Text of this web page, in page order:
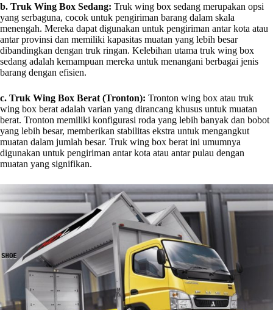
b. Truk Wing Box Sedang: Truk wing box sedang merupakan opsi
yang serbaguna, cocok untuk pengiriman barang dalam skala
menengah. Mereka dapat digunakan untuk pengiriman antar kota atau
antar provinsi dan memiliki kapasitas muatan yang lebih besar
dibandingkan dengan truk ringan. Kelebihan utama truk wing box
sedang adalah kemampuan mereka untuk menangani berbagai jenis
barang dengan efisien.
c. Truk Wing Box Berat (Tronton): Tronton wing box atau truk
wing box berat adalah varian yang dirancang khusus untuk muatan
berat. Tronton memiliki konfigurasi roda yang lebih banyak dan bobot
yang lebih besar, memberikan stabilitas ekstra untuk mengangkut
muatan dalam jumlah besar. Truk wing box berat ini umumnya
digunakan untuk pengiriman antar kota atau antar pulau dengan
muatan yang signifikan.